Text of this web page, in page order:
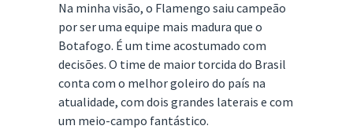
Na minha visão, o Flamengo saiu campeão
por ser uma equipe mais madura que o
Botafogo. É um time acostumado com
decisões. O time de maior torcida do Brasil
conta com o melhor goleiro do país na
atualidade, com dois grandes laterais e com
um meio-campo fantástico.